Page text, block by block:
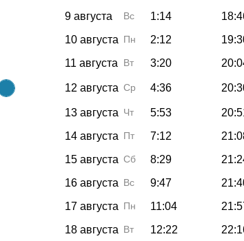
9 августа
Вс 1:14
10 августа Пн 2:12
11 августа
Вт 3:20
12 августа Ср 4:36
13 августа Чт 5:53
14 августа Пт 7:12
15 августа Сб 8:29
16 августа Вс 9:47
17 августа Пн 11:04
18 августа Вт 12:22